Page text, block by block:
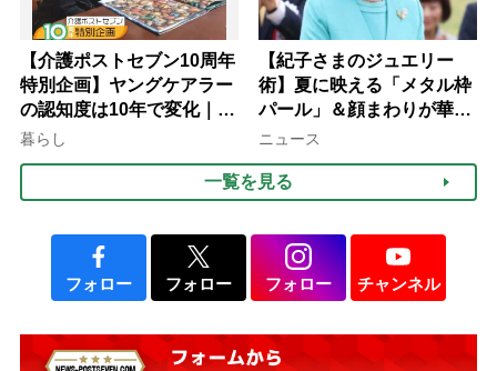
【介護ポストセブン10周年
特別企画】ヤングケアラー
の認知度は10年で変化｜流
行語大賞にノミネート、法
暮らし
【紀子さまのジュエリー
術】夏に映える「メタル枠
パール」＆顔まわりが華や
ぐ「揺れる一粒」の使い分
ニュース
一覧を見る
フォロー フォロー フォロー チャンネル